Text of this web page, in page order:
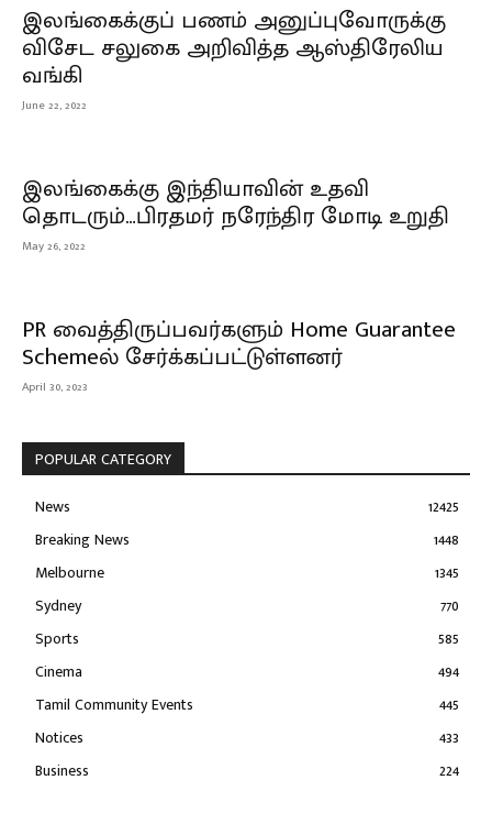
இலங்கைக்குப் பணம் அனுப்புவோருக்கு
விசேட சலுகை அறிவித்த ஆஸ்திரேலிய
வங்கி
June 22, 2022
இலங்கைக்கு இந்தியாவின் உதவி
தொடரும்…பிரதமர் நரேந்திர மோடி உறுதி
May 26, 2022
PR வைத்திருப்பவர்களும் Home Guarantee
Schemeல் சேர்க்கப்பட்டுள்ளனர்
April 30, 2023
POPULAR CATEGORY
News
12425
Breaking News
1448
Melbourne
1345
Sydney
770
Sports
585
Cinema
494
Tamil Community Events
445
Notices
433
Business
224